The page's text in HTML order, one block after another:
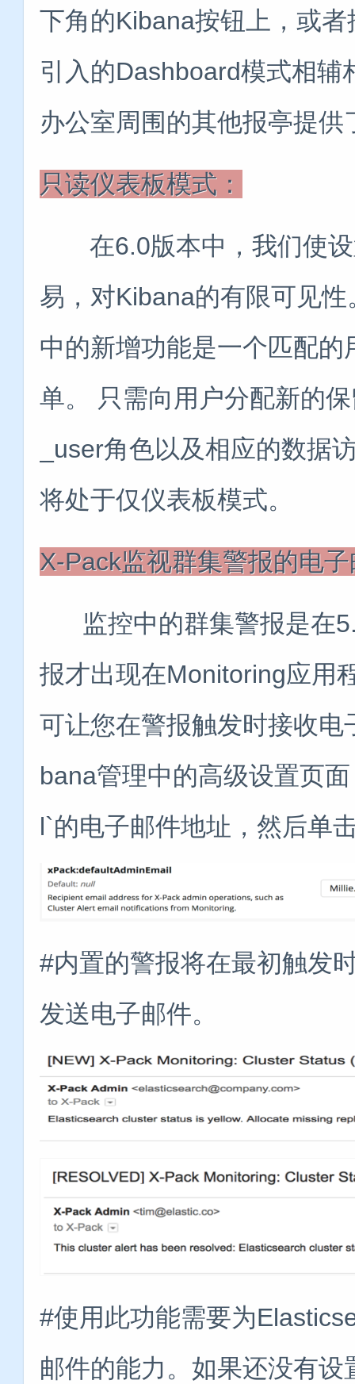
下角的Kibana按钮上，或
引入的Dashboard模式相辅
办公室周围的其他报亭提
只读仪表板模式：
在6.0版本中，我们使设
易，对Kibana的有限可见
中的新增功能是一个匹配
单。 只需向用户分配新的
_user角色以及相应的数据
将处于仅仪表板模式。
X-Pack监视群集警报的电
监控中的群集警报是在
报才出现在Monitoring应用
可让您在警报触发时接收
bana管理中的高级设置页
l`的电子邮件地址，然后单
#内置的警报将在最初触发
发送电子邮件。
#使用此功能需要为
邮件的能力。如果还没有设